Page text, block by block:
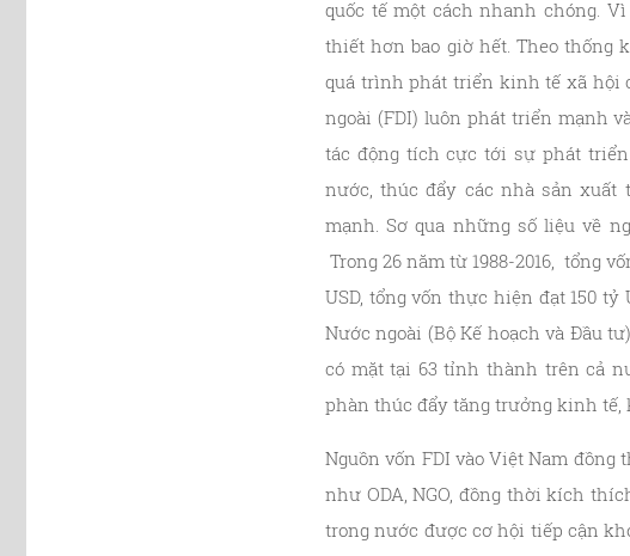
quốc tế một cách nhanh chóng.
thiết hơn bao giờ hết. Theo thống
quá trình phát triển kinh tế xã hội
ngoài (FDI) luôn phát triển mạnh
tác động tích cực tới sự phát
nước, thúc đẩy các nhà sản
mạnh. Sơ qua những số liệu về
Trong 26 năm từ 1988-2016, tổng
USD, tổng vốn thực hiện đạt 150
Nước ngoài (Bộ Kế hoạch và Đầu
có mặt tại 63 tỉnh thành trên cả
phàn thúc đẩy tăng trưởng kinh tế,
Nguồn vốn FDI vào Việt Nam
như ODA, NGO, đồng thời kích
trong nước được cơ hội tiếp cận